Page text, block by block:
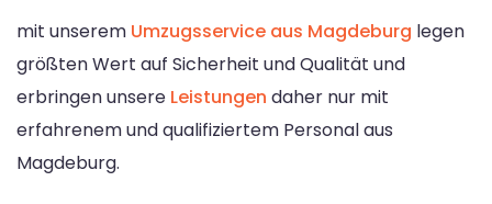
mit unserem Umzugsservice aus Magdeburg legen
größten Wert auf Sicherheit und Qualität und
erbringen unsere Leistungen daher nur mit
erfahrenem und qualifiziertem Personal aus
Magdeburg.